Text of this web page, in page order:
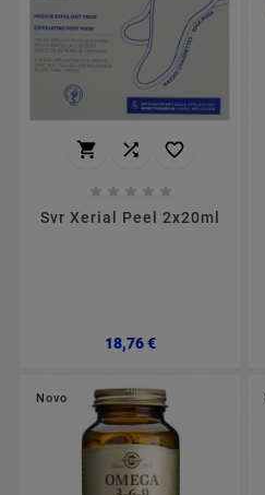
  
    
Svr Xerial Peel 2x20ml
18,76 €Preço
Novo